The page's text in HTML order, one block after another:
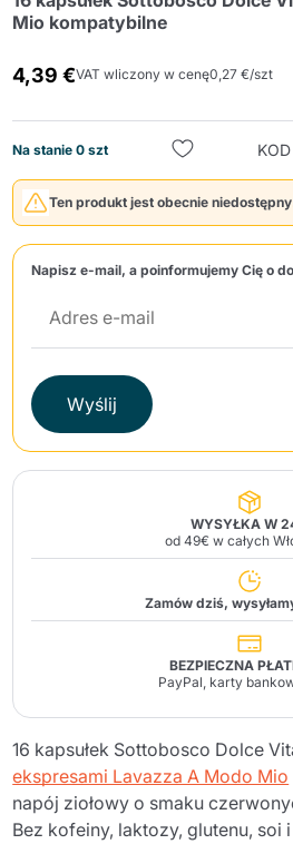
Mio kompatybilne
4,39 €VAT wliczony w cenę0,27 €/szt
Na stanie 0 szt KOD
Ten produkt jest obecnie
Napisz e-mail, a poinformujemy Cię o
Wyślij
WYSYŁKA W
od 49€ w całych
Zamów dziś,
BEZPIECZNA
PayPal, karty
16 kapsułek Sottobosco Dolce
ekspresami Lavazza A Modo Mio
napój ziołowy o smaku
Bez kofeiny, laktozy, glutenu, soi
Wyślij